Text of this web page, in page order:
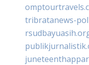
tribratanews-